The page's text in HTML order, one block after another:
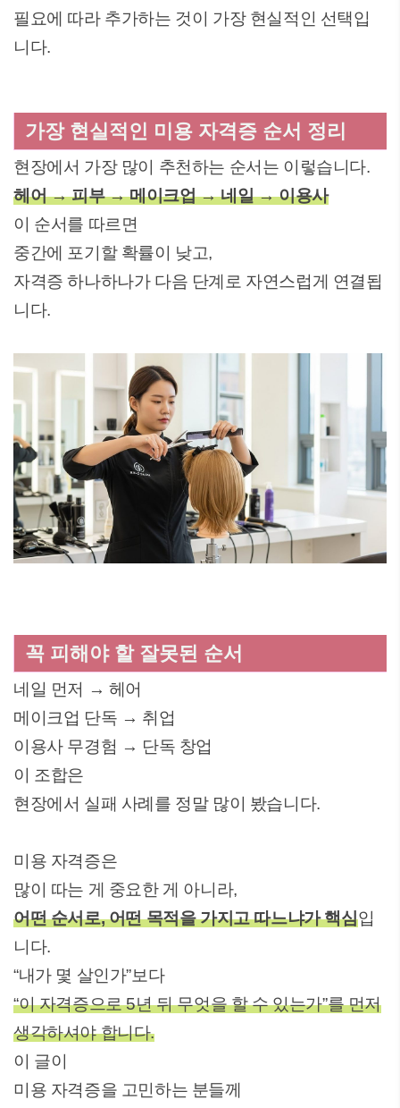
필요에 따라 추가하는 것이 가장 현실적인 선택입
니다.
가장 현실적인 미용 자격증 순서 정리
현장에서 가장 많이 추천하는 순서는 이렇습니다.
헤어 → 피부 → 메이크업 → 네일 → 이용사
이 순서를 따르면
중간에 포기할 확률이 낮고,
자격증 하나하나가 다음 단계로 자연스럽게 연결됩
니다.
꼭 피해야 할 잘못된 순서
네일 먼저 → 헤어
메이크업 단독 → 취업
이용사 무경험 → 단독 창업
이 조합은
현장에서 실패 사례를 정말 많이 봤습니다.
미용 자격증은
많이 따는 게 중요한 게 아니라,
어떤 순서로, 어떤 목적을 가지고 따느냐가 핵심입
니다.
“내가 몇 살인가”보다
“이 자격증으로 5년 뒤 무엇을 할 수 있는가”를 먼저
생각하셔야 합니다.
이 글이
미용 자격증을 고민하는 분들께